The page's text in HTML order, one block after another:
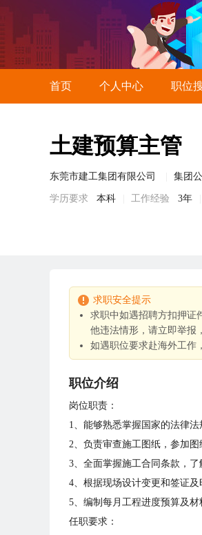
首页 个人中心 职位
土建预算主管
东莞市建工集团有限公司 集团
学历要求 本科 工作经验 3年
求职安全提示
求职中如遇招聘方扣押证
他违法情形，请立即举报
如遇职位要求赴海外工作
职位介绍
岗位职责：
1、能够熟悉掌握国家的法律
2、负责审查施工图纸，参加
3、全面掌握施工合同条款，
4、根据现场设计变更和签证及
5、编制每月工程进度预算及
任职要求：